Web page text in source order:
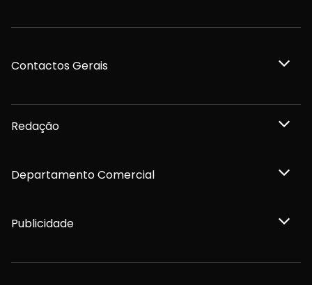
Contactos Gerais
Redação
Departamento Comercial
Publicidade